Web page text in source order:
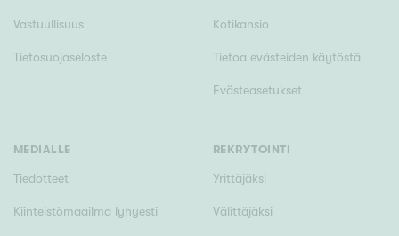
Vastuullisuus
Tietosuojaseloste
Kotikansio
Tietoa evästeiden käytöstä
Evästeasetukset
MEDIALLE
Tiedotteet
Kiinteistömaailma lyhyesti
REKRYTOINTI
Yrittäjäksi
Välittäjäksi